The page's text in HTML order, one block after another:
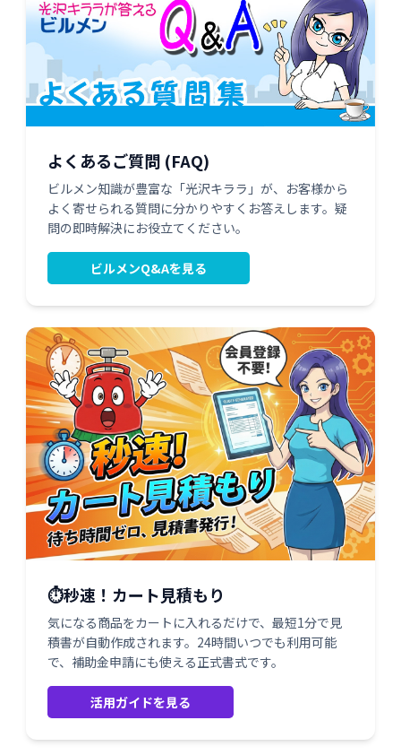
よくあるご質問 (FAQ)
ビルメン知識が豊富な「光沢キララ」が、お客様から
よく寄せられる質問に分かりやすくお答えします。疑
問の即時解決にお役立てください。
ビルメンQ&Aを見る
⏱️秒速！カート見積もり
気になる商品をカートに入れるだけで、最短1分で見
積書が自動作成されます。24時間いつでも利用可能
で、補助金申請にも使える正式書式です。
活用ガイドを見る